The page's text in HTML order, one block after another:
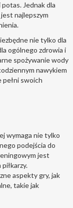
Jednak dla
najlepszym
nie tylko dla
ogólnego zdrowia i
spożywanie wody
nawykiem
pełni swoich
wymaga nie tylko
podejścia do
jest
aspekty gry, jak
takie jak